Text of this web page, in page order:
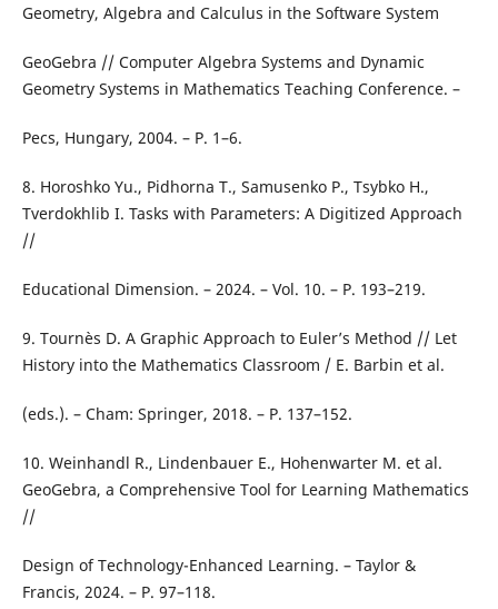
Geometry, Algebra and Calculus in the Software System
GeoGebra // Computer Algebra Systems and Dynamic
Geometry Systems in Mathematics Teaching Conference. –
Pecs, Hungary, 2004. – P. 1–6.
8. Horoshko Yu., Pidhorna T., Samusenko P., Tsybko H.,
Tverdokhlib I. Tasks with Parameters: A Digitized Approach
//
Educational Dimension. – 2024. – Vol. 10. – P. 193–219.
9. Tournès D. A Graphic Approach to Euler’s Method // Let
History into the Mathematics Classroom / E. Barbin et al.
(eds.). – Cham: Springer, 2018. – P. 137–152.
10. Weinhandl R., Lindenbauer E., Hohenwarter M. et al.
GeoGebra, a Comprehensive Tool for Learning Mathematics
//
Design of Technology-Enhanced Learning. – Taylor &
Francis, 2024. – P. 97–118.